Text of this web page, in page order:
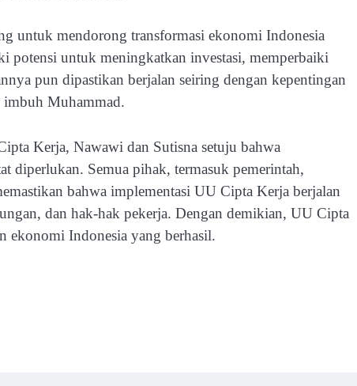
untuk mendorong transformasi ekonomi Indonesia
potensi untuk meningkatkan investasi, memperbaiki
pun dipastikan berjalan seiring dengan kepentingan
imbuh Muhammad.
Kerja, Nawawi dan Sutisna setuju bahwa
diperlukan. Semua pihak, termasuk pemerintah,
bahwa implementasi UU Cipta Kerja berjalan
dan hak-hak pekerja. Dengan demikian, UU Cipta
ekonomi Indonesia yang berhasil.